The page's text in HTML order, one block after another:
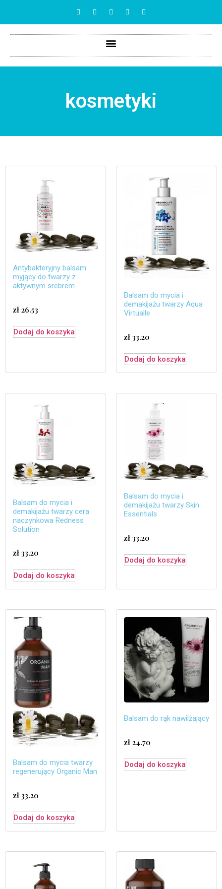
kosmetyki
Antybakteryjny balsam
myjący do twarzy z
aktywnym srebrem
zł 26.53
Dodaj do koszyka
Balsam do mycia i
demakijażu twarzy Aqua
Virtualle
zł 33.20
Dodaj do koszyka
Balsam do mycia i
demakijażu twarzy cera
naczynkowa Redness
Solution
zł 33.20
Dodaj do koszyka
Balsam do mycia i
demakijażu twarzy Skin
Essentials
zł 33.20
Dodaj do koszyka
Balsam do mycia twarzy
regenerujący Organic Man
zł 33.20
Dodaj do koszyka
Balsam do rąk nawilżający
zł 24.70
Dodaj do koszyka